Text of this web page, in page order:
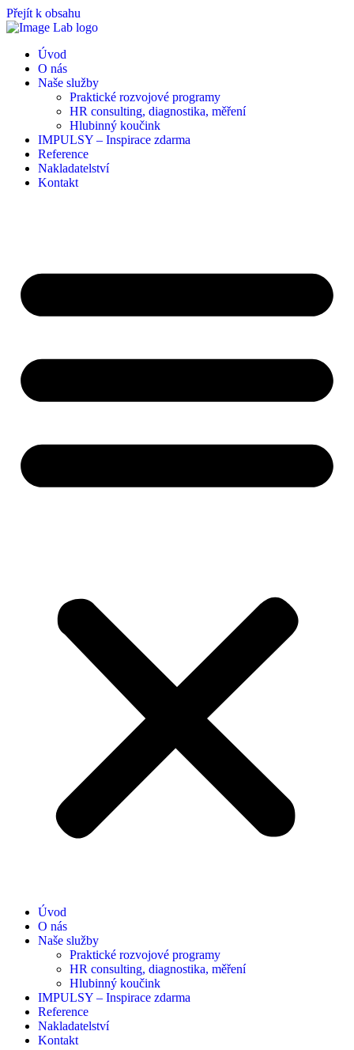
Přejít k obsahu
Úvod
O nás
Naše služby
Praktické rozvojové programy
HR consulting, diagnostika, měření
Hlubinný koučink
IMPULSY – Inspirace zdarma
Reference
Nakladatelství
Kontakt
Úvod
O nás
Naše služby
Praktické rozvojové programy
HR consulting, diagnostika, měření
Hlubinný koučink
IMPULSY – Inspirace zdarma
Reference
Nakladatelství
Kontakt